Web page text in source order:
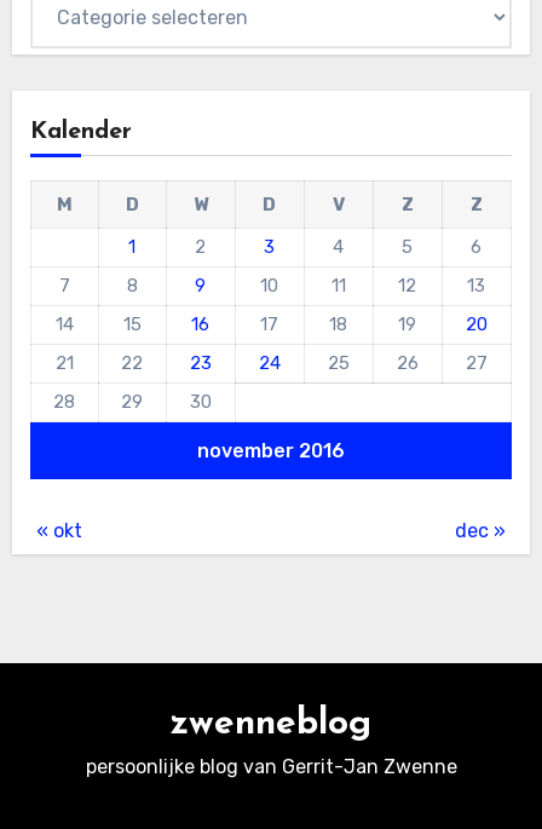
Kalender
november 2016
M D W D V Z
Z
1
2 3 4 5
6
7
8 9 10 11 12
13
14
15 16 17 18 19
20
21
22 23 24 25 26
27
28
29 30
« okt dec »
zwenneblog
persoonlijke blog van Gerrit-Jan Zwenne